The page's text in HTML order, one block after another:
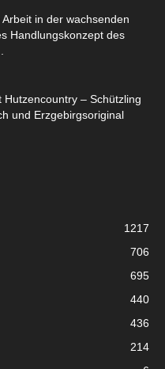
in der wachsenden
Handlungskonzept des
Hutzencountry – Schützling
und Erzgebirgsoriginal
1217
706
695
440
436
214